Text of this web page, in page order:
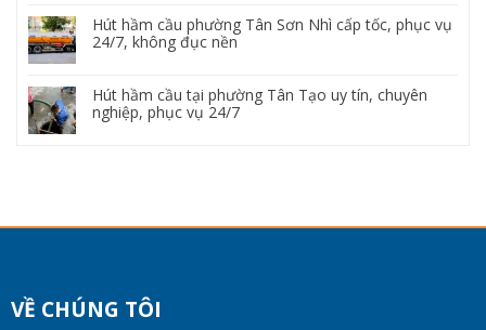
Hút hầm cầu phường Tân Sơn Nhì cấp tốc, phục vụ
24/7, không đục nền
Hút hầm cầu tại phường Tân Tạo uy tín, chuyên
nghiệp, phục vụ 24/7
VỀ CHÚNG TÔI